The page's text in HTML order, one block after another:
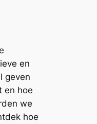
en
geven
en hoe
we
hoe